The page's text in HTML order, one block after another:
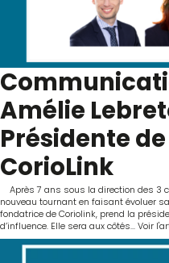
Amélie
Présidente
CorioLink
Après 7 ans sous la direction des 3
nouveau tournant en faisant évoluer
fondatrice de Coriolink, prend la
d’influence. Elle sera aux côtés...Voir